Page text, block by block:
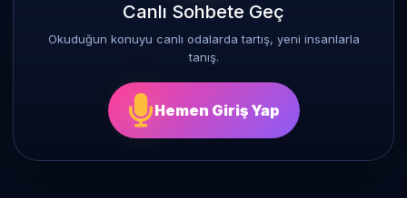
Canlı Sohbete Geç
Okuduğun konuyu canlı odalarda tartış, yeni insanlarla
tanış.
Hemen Giriş Yap